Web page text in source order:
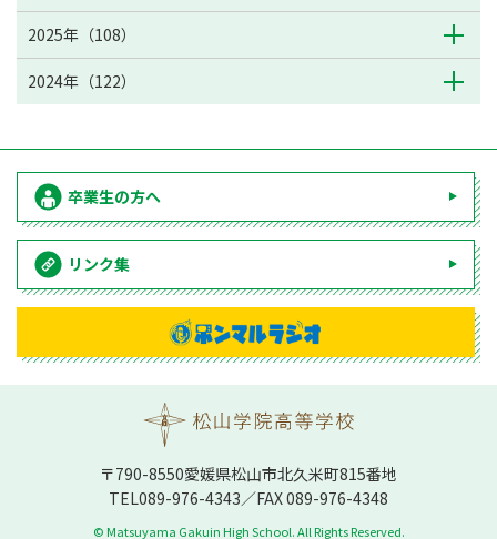
2025年（108）
2024年（122）
卒業生の方へ
リンク集
〒790-8550愛媛県松⼭市北久⽶町815番地
TEL089-976-4343／FAX 089-976-4348
© Matsuyama Gakuin High School. All Rights Reserved.